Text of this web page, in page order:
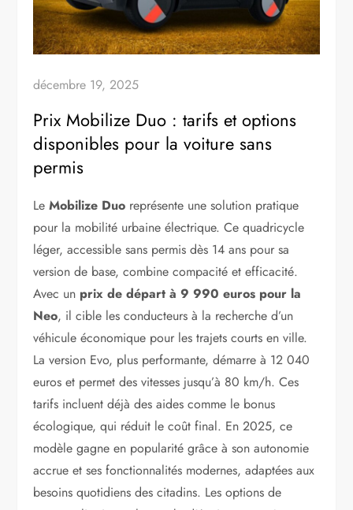
décembre 19, 2025
Prix Mobilize Duo : tarifs et options
disponibles pour la voiture sans
permis
LeMobilize Duo représente une solution pratique
pour la mobilité urbaine électrique. Ce quadricycle
léger, accessible sans permis dès 14 ans pour sa
version de base, combine compacité et efficacité.
Avec un prix de départ à 9 990 euros pour la
Neo, il cible les conducteurs à la recherche d’un
véhicule économique pour les trajets courts en ville.
La version Evo, plus performante, démarre à 12 040
euros et permet des vitesses jusqu’à 80 km/h. Ces
tarifs incluent déjà des aides comme le bonus
écologique, qui réduit le coût final. En 2025, ce
modèle gagne en popularité grâce à son autonomie
accrue et ses fonctionnalités modernes, adaptées aux
besoins quotidiens des citadins. Les options de